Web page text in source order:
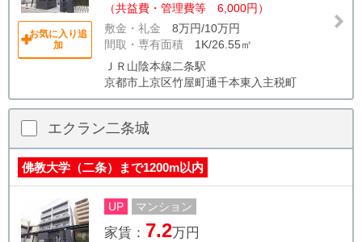
お気に入り追
加
（共益費・管理費等 6,000円）
敷金・礼金 8万円/10万円
間取・専有面積 1K/26.55㎡
ＪＲ山陰本線二条駅
京都市上京区竹屋町通千本東入主税町
エクラン二条城
佛教大学（二条）まで1200m以内
UP マンション
家賃： 7.2万円